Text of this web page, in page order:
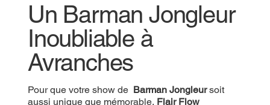
Un Barman Jongleur
Inoubliable à
Avranches
Pour que votre show de Barman Jongleursoit
aussi unique que mémorable, Flair Flow